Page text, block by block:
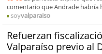
comentario que Andrade habría
soyvalparaiso
Refuerzan
Valparaíso previo al